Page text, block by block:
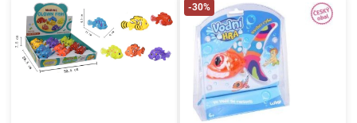
-30%